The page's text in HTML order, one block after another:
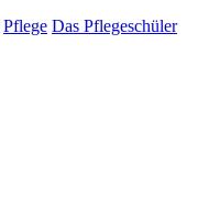
Pflege Das Pflegeschüler